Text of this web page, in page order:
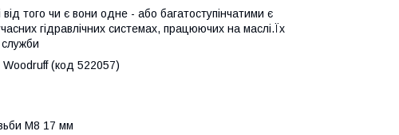
того чи є вони одне - або багатоступінчатими є
гідравлічних системах, працюючих на маслі.Їх
служби
Woodruff (код 522057)
М8 17 мм